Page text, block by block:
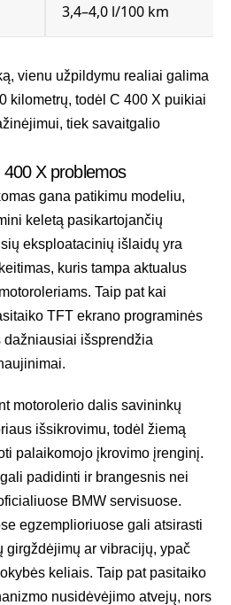
3,4–4,0 l/100 km
vienu užpildymu realiai galima
kilometrų, todėl C 400 X puikiai
tiek savaitgalio
X problemos
gana patikimu modeliu,
keletą pasikartojančių
eksploatacinių išlaidų yra
kuris tampa aktualus
Taip pat kai
TFT ekrano programinės
dažniausiai išsprendžia
motorolerio dalis savininkų
išsikrovimu, todėl žiemą
palaikomojo įkrovimo įrenginį.
padidinti ir brangesnis nei
BMW servisuose.
egzemplioriuose gali atsirasti
girgždėjimų ar vibracijų, ypač
keliais. Taip pat pasitaiko
nusidėvėjimo atvejų, nors